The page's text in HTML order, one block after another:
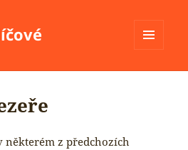
některém z předchozích